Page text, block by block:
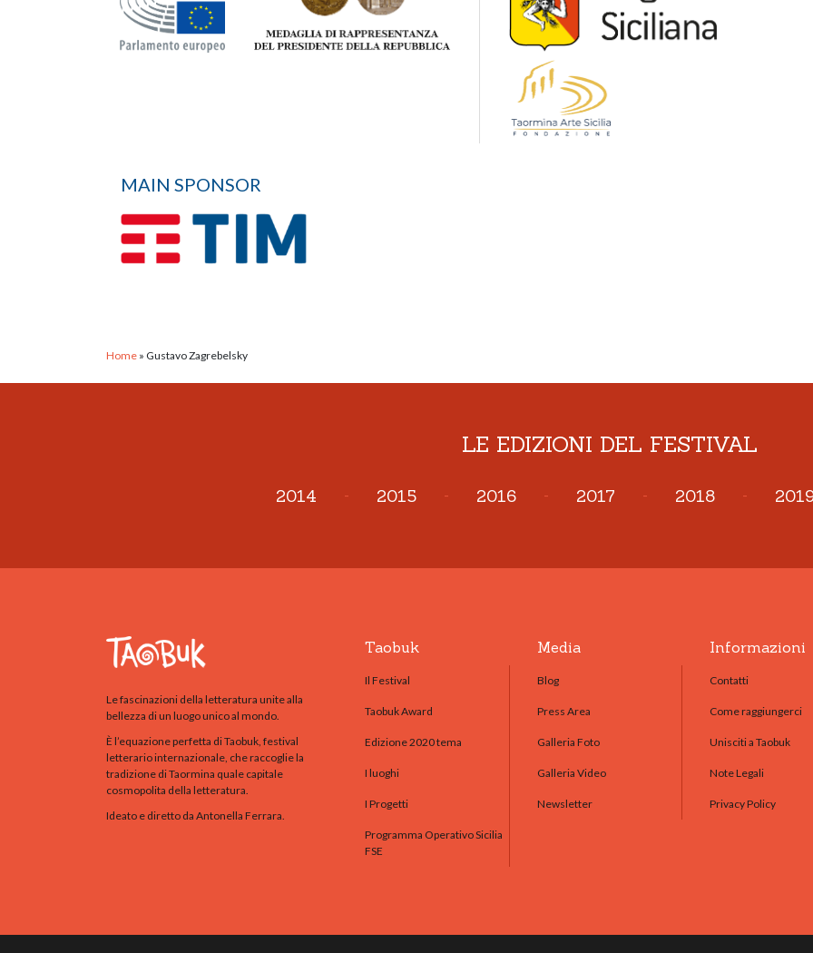
MAIN SPONSOR
Home » Gustavo Zagrebelsky
LE EDIZIONI DEL FESTIVAL
2014 - 2015 - 2016 - 2017 - 2018 -
Le fascinazioni della letteratura unite alla
bellezza di un luogo unico al mondo.
È l’equazione perfetta di Taobuk, festival
letterario internazionale, che raccoglie la
tradizione di Taormina quale capitale
cosmopolita della letteratura.
Ideato e diretto da Antonella Ferrara.
Taobuk
Il Festival
Taobuk Award
Edizione 2020 tema
I luoghi
I Progetti
Programma Operativo Sicilia
FSE
Media
Blog
Press Area
Galleria Foto
Galleria Video
Newsletter
Informazioni
Contatti
Come raggiungerci
Unisciti a Taobuk
Note Legali
Privacy Policy